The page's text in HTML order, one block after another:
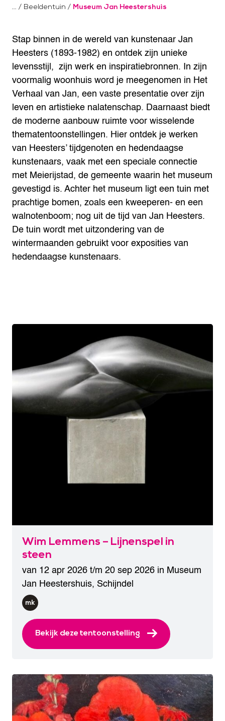
/ Beeldentuin / Museum Jan Heestershuis
Stap binnen in de wereld van kunstenaar Jan
Heesters (1893-1982) en ontdek zijn unieke
levensstijl, zijn werk en inspiratiebronnen. In zijn
voormalig woonhuis word je meegenomen in Het
Verhaal van Jan, een vaste presentatie over zijn
leven en artistieke nalatenschap. Daarnaast biedt
de moderne aanbouw ruimte voor wisselende
thematentoonstellingen. Hier ontdek je werken
van Heesters’ tijdgenoten en hedendaagse
kunstenaars, vaak met een speciale connectie
met Meierijstad, de gemeente waarin het museum
gevestigd is. Achter het museum ligt een tuin met
prachtige bomen, zoals een kweeperen- en een
walnotenboom; nog uit de tijd van Jan Heesters.
De tuin wordt met uitzondering van de
wintermaanden gebruikt voor exposities van
hedendaagse kunstenaars.
Wim Lemmens – Lijnenspel in
steen
van 12 apr 2026 t/m 20 sep 2026 in Museum
Jan Heestershuis, Schijndel
Bekijk deze tentoonstelling